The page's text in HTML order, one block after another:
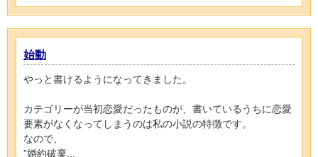
始動
やっと書けるようになってきました。
カテゴリーが当初恋愛だったものが、書いているうちに恋愛
要素がなくなってしまうのは私の小説の特徴です。
なので、
”婚約破棄...